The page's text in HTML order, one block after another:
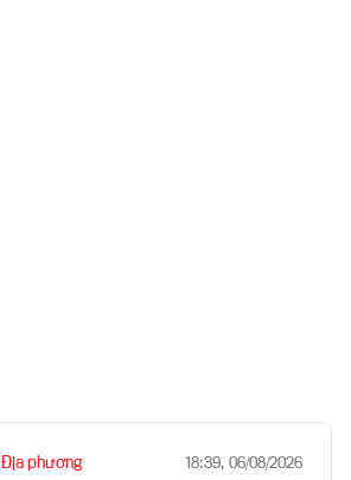
Địa phương 18:39, 06/08/2026